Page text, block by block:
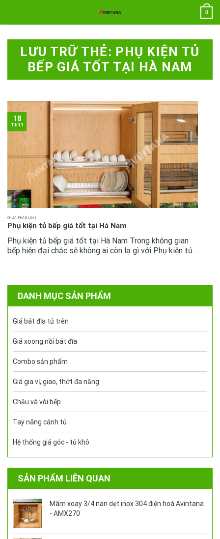
nội
0
LƯU TRỮ THẺ: PHỤ KIỆN TỦ
BẾP GIÁ TỐT TẠI HÀ NAM
CHƯA PHÂN LOẠI
Phụ kiện tủ bếp giá tốt tại Hà Nam
Phụ kiện tủ bếp giá tốt tại Hà Nam Trong không gian
bếp hiện đại chắc sẽ không ai còn lạ gì với Phụ kiện tủ
18
Th11
DANH MỤC SẢN PHẨM
Giá bát đĩa tủ trên
Giá xoong nồi bát đĩa
Combo sản phẩm
Giá gia vị, giao, thớt đa năng
Chậu và vòi bếp
Tay nâng cánh tủ
Hệ thống giá góc - tủ khô
SẢN PHẨM LIÊN QUAN
Mâm xoay 3/4 nan dẹt inox 304 điện hoá Avintana
- AMX270